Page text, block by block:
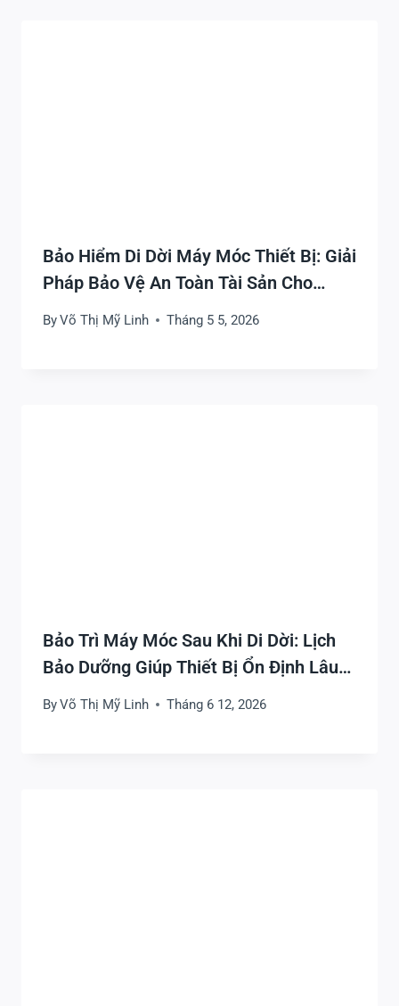
Bảo Hiểm Di Dời Máy Móc Thiết Bị: Giải
Pháp Bảo Vệ An Toàn Tài Sản Cho
Doanh Nghiệp
ByVõ Thị Mỹ Linh Tháng 5 5, 2026
Bảo Trì Máy Móc Sau Khi Di Dời: Lịch
Bảo Dưỡng Giúp Thiết Bị Ổn Định Lâu
Dài
ByVõ Thị Mỹ Linh Tháng 6 12, 2026